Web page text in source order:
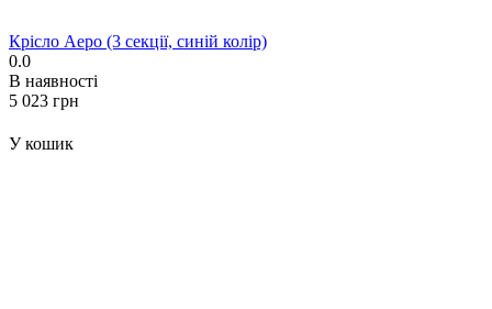
Крісло Аеро (3 секції, синій колір)
0.0
В наявності
‍5 023‍ грн
У кошик